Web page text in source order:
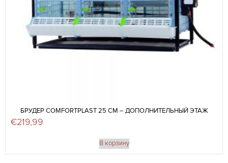
БРУДЕР COMFORTPLAST 25 СМ – ДОПОЛНИТЕЛЬНЫЙ ЭТАЖ
€219,99
В корзину